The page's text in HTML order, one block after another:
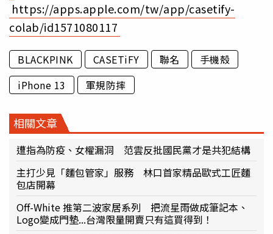
https://apps.apple.com/tw/app/casetify-
colab/id1571080117
BLACKPINK CASETiFY 聯名
手機殼
iPhone 13
軍規防摔
相關文章
遭指為防疫、女權漏洞 范雲反批國民黨才是共犯結構
主打少見「麵包管家」服務 林口首家精品歐式工匠麵
包店開幕
Off-White 推第二波家居系列 把流星雨做成筆記本、
Logo變成門墊...台灣限量開賣只有這買得到！